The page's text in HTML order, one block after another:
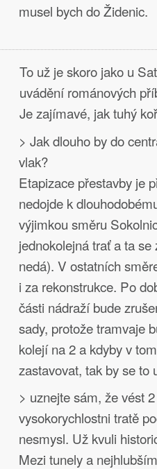
musel bych do Židenic.
To už je skoro jako u
uvádění románových
Je zajímavé, jak tuhý
> Jak dlouho by do
vlak?
Etapizace přestavby je
nedojde k
výjimkou směru
jednokolejná trať a ta
nedá). V ostatních
i za rekonstrukce. Po
části nádraží bude
sady, protože tramvaje
kolejí na 2 a kdyby v
zastavovat, tak by se to
> uznejte sám, že vést
vysokorychlostni tratě
nesmysl. Už kvuli
Mezi tunely a